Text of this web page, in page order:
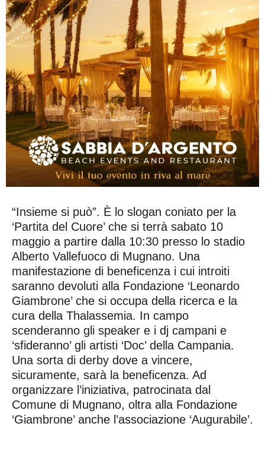
“Insieme si può”. È lo slogan coniato per la
‘Partita del Cuore’ che si terrà sabato 10
maggio a partire dalla 10:30 presso lo stadio
Alberto Vallefuoco di Mugnano. Una
manifestazione di beneficenza i cui introiti
saranno devoluti alla Fondazione ‘Leonardo
Giambrone’ che si occupa della ricerca e la
cura della Thalassemia. In campo
scenderanno gli speaker e i dj campani e
‘sfideranno’ gli artisti ‘Doc’ della Campania.
Una sorta di derby dove a vincere,
sicuramente, sarà la beneficenza. Ad
organizzare l’iniziativa, patrocinata dal
Comune di Mugnano, oltra alla Fondazione
‘Giambrone’ anche l’associazione ‘Augurabile’.